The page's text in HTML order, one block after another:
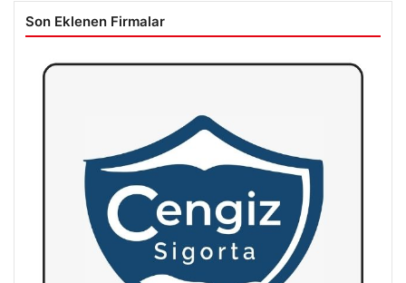
Son Eklenen Firmalar